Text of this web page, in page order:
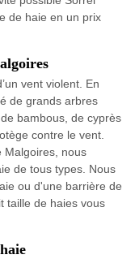
de haie en un prix
vent violent. En
de grands arbres
bambous, de cyprès
contre le vent.
Malgoires, nous
de tous types. Nous
ou d'une barrière de
taille de haies vous